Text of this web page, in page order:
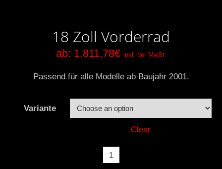
18 Zoll Vorderrad
ab: 1.811,78€ inkl. der MwSt.
Passend für alle Modelle ab Baujahr 2001.
Variante
Clear
18